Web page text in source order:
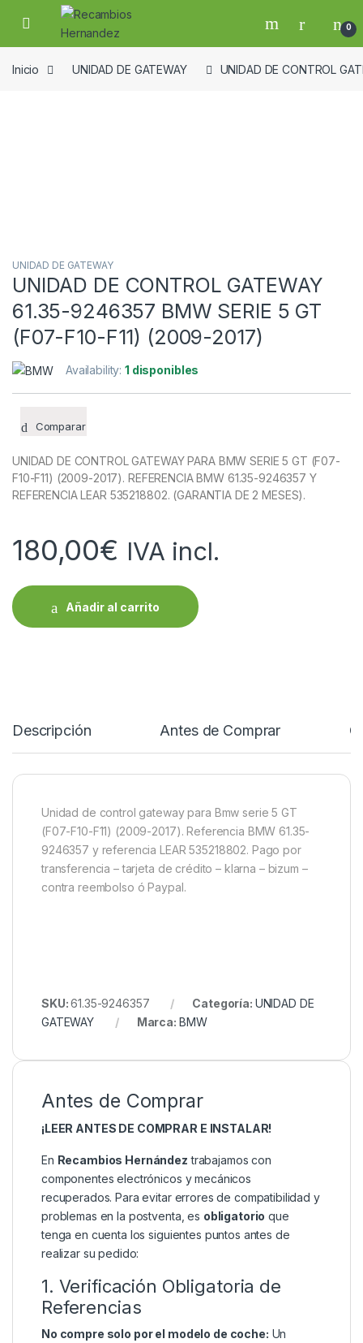
Skip to navigation
Skip to content
Open 0
Inicio UNIDAD DE GATEWAY UNIDAD DE CONTROL
UNIDAD DE GATEWAY
UNIDAD DE CONTROL GATEWAY
61.35-9246357 BMW SERIE 5 GT
(F07-F10-F11) (2009-2017)
Availability:1 disponibles
Comparar
UNIDAD DE CONTROL GATEWAY PARA BMW SERIE 5 GT (F07-
F10-F11) (2009-2017). REFERENCIA BMW 61.35-9246357 Y
REFERENCIA LEAR 535218802. (GARANTIA DE 2 MESES).
180,00€ IVA incl.
Añadir al carrito
Descripción Antes de Comprar
Unidad de control gateway para Bmw serie 5 GT
(F07-F10-F11) (2009-2017). Referencia BMW 61.35-
9246357 y referencia LEAR 535218802. Pago por
transferencia – tarjeta de crédito – klarna – bizum –
contra reembolso ó Paypal.
SKU:61.35-9246357 Categoría: UNIDAD DE
GATEWAY
Marca: BMW
Antes de Comprar
¡LEER ANTES DE COMPRAR E INSTALAR!
En Recambios Hernández trabajamos con
componentes electrónicos y mecánicos
recuperados. Para evitar errores de compatibilidad y
problemas en la postventa, es obligatorio que
tenga en cuenta los siguientes puntos antes de
realizar su pedido:
1. Verificación Obligatoria de
Referencias
No compre solo por el modelo de coche: Un